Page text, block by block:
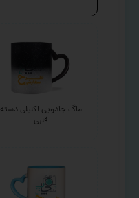
ماگ جادویی اکلیلی دسته
قلبی